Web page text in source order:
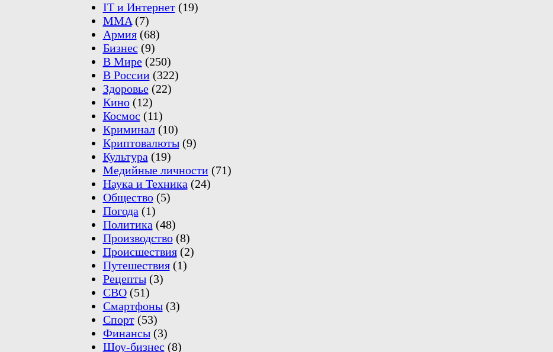
IT и Интернет(19)
MMA(7)
Армия(68)
Бизнес (9)
В Мире(250)
В России(322)
Здоровье(22)
Кино(12)
Космос (11)
Криминал(10)
Криптовалюты(9)
Культура(19)
Медийные личности(71)
Наука и Техника(24)
Общество(5)
Погода(1)
Политика(48)
Производство(8)
Происшествия(2)
Путешествия(1)
Рецепты(3)
СВО(51)
Смартфоны(3)
Спорт(53)
Финансы(3)
Шоу-бизнес (8)